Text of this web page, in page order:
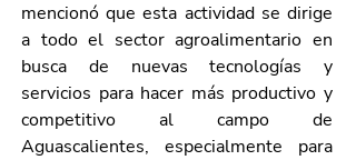
mencionó que esta actividad se dirige
a todo el sector agroalimentario en
busca de nuevas tecnologías y
servicios para hacer más productivo y
competitivo al campo de
Aguascalientes, especialmente para